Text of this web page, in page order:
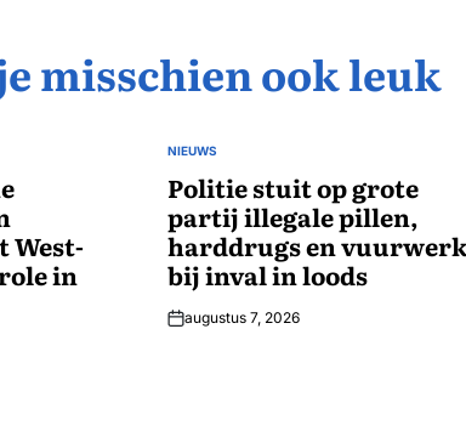
misschien ook leuk
West-
in
GEPLAATST
NIEUWS
Politie stuit op grote
partij illegale pillen,
harddrugs en vuurwerk
bij inval in loods
augustus 7, 2026